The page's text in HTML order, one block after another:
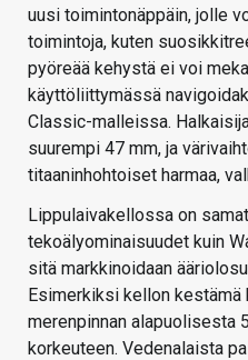
uusi toimintonäppäin, jolle
toimintoja, kuten
pyöreää kehystä ei voi
käyttöliittymässä
Classic-malleissa.
suurempi 47 mm, ja
titaaninhohtoiset harmaa,
Lippulaivakellossa on
tekoälyominaisuudet kuin
sitä markkinoidaan
Esimerkiksi kellon kestämä
merenpinnan alapuolisesta
korkeuteen. Vedenalaista